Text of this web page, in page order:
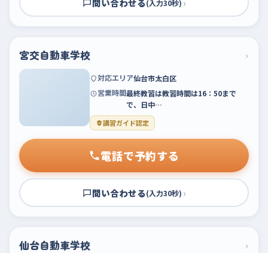
(入力30秒)
宮交自動車学校 ›
対応エリア仙台市太白区
営業時間最終教習は教習時間は16：50まで
で、日中…
講習ガイド認定
電話で予約する
問い合わせる(入力30秒) ›
仙台自動車学校 ›